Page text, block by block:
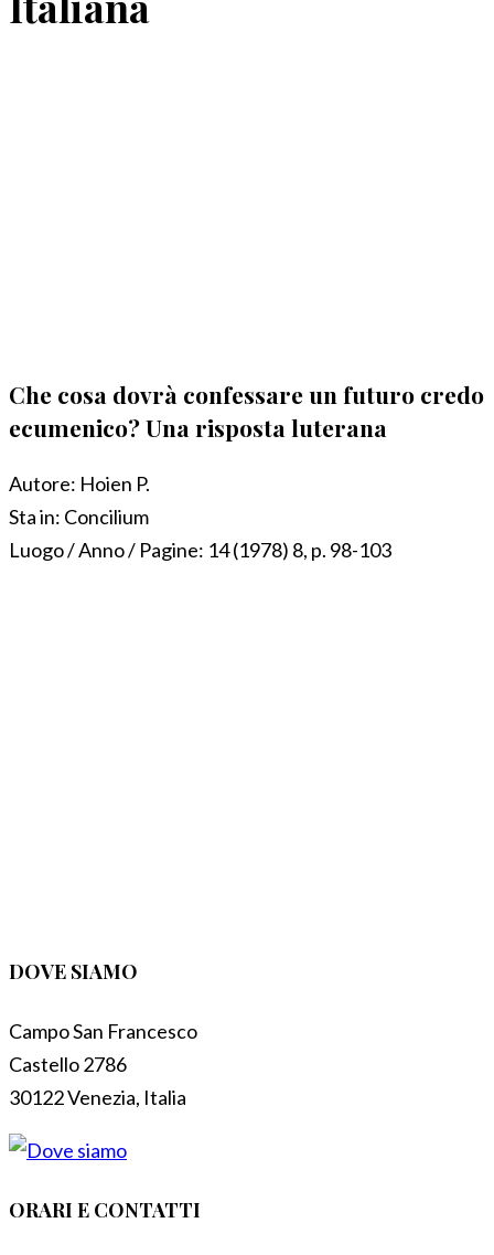
Che cosa dovrà confessare un futuro credo
ecumenico? Una risposta luterana
Autore: Hoien P.
Sta in: Concilium
Luogo / Anno / Pagine: 14 (1978) 8, p. 98-103
DOVE SIAMO
Campo San Francesco
Castello 2786
30122 Venezia, Italia
ORARI E CONTATTI